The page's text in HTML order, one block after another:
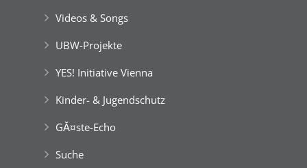
Videos & Songs
UBW-Projekte
YES! Initiative Vienna
Kinder- & Jugendschutz
GĂ¤ste-Echo
Suche